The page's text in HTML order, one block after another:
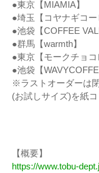
●東京【MIAMIA】
●埼玉【コヤナギコー
●池袋【COFFEE
●群馬【warmth】
●東京【モークチョコ
●池袋【
※ラストオーダーは
(お試しサイズ)を紙
【概要】
https://www.tobu-